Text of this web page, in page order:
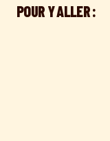
POUR Y ALLER :